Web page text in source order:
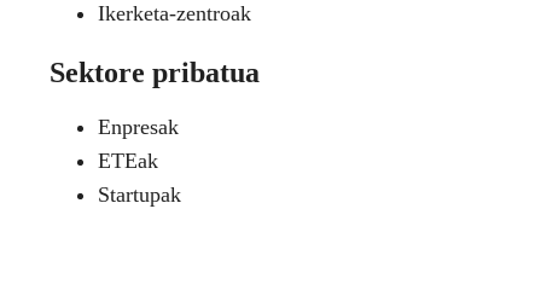
Ikerketa-zentroak
Sektore pribatua
Enpresak
ETEak
Startupak